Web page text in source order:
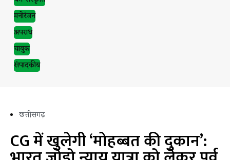
मनोरंजन
अपराध
चाबुक
संपादकीय
छत्तीसगढ़
CG में खुलेगी ‘मोहब्बत की दुकान’: